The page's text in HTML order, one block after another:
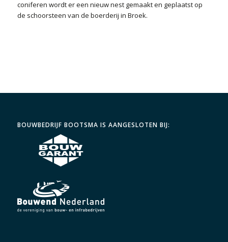
coniferen wordt er een nieuw nest gemaakt en geplaatst op
de schoorsteen van de boerderij in Broek.
BOUWBEDRIJF BOOTSMA IS AANGESLOTEN BIJ: